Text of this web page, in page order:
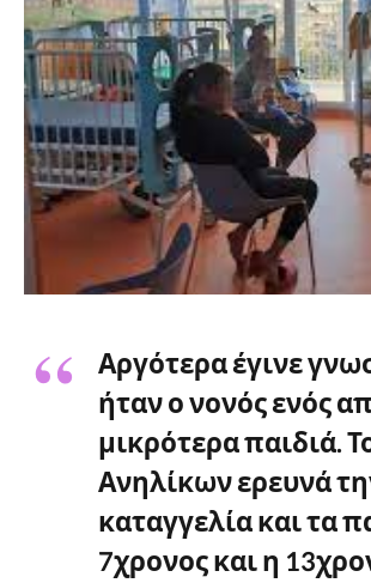
Αργότερα έγινε
ήταν ο νονός ενός
μικρότερα παιδιά.
Ανηλίκων ερευνά
καταγγελία και τα
7χρονος και η